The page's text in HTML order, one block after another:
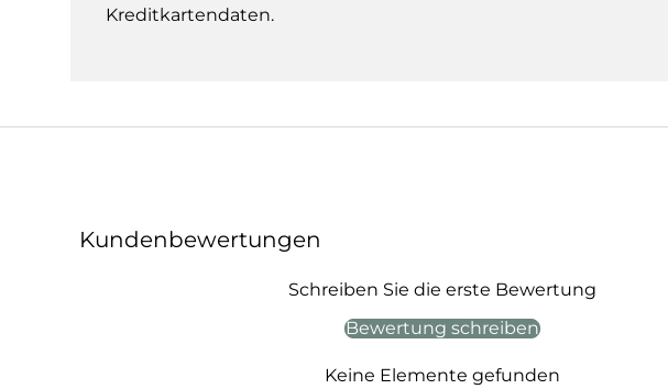
Kreditkartendaten.
Kundenbewertungen
Schreiben Sie die erste Bewertung
Bewertung schreiben
Keine Elemente gefunden